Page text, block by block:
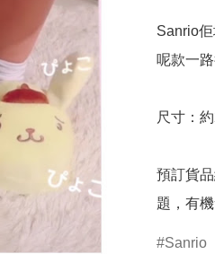
Sanrio
呢款一
尺寸：
預訂貨
題，有
Sanrio